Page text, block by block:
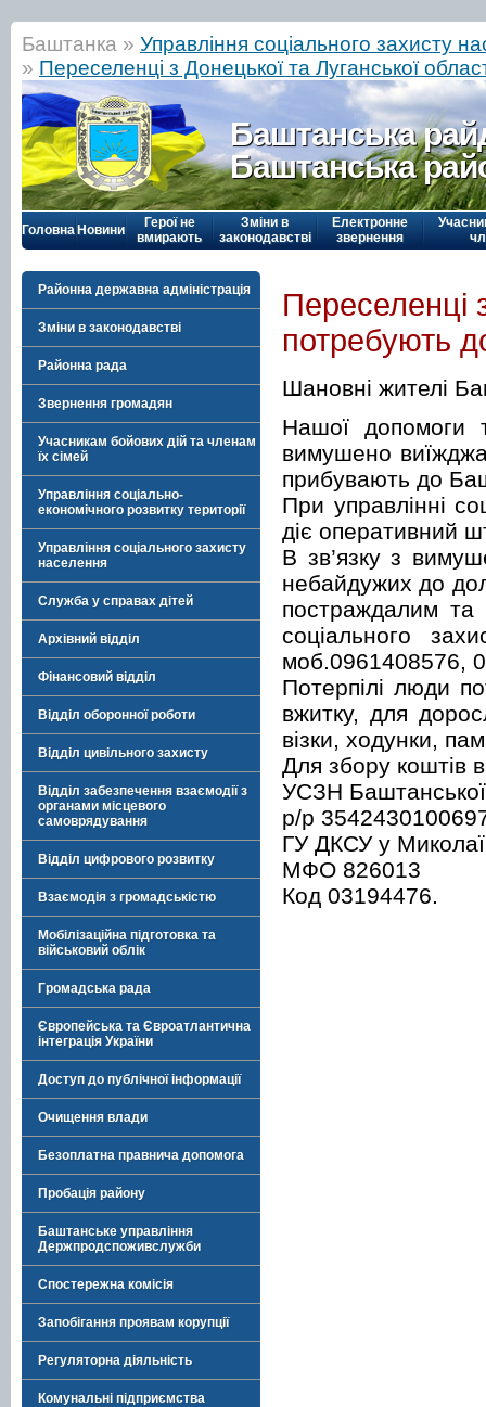
Баштанка » Управління соціального захисту
» Переселенці з Донецької та Луганської
Баштанська
Баштанська
Головна Новини
Герої не
вмирають
Зміни в
законодавстві
Електронне
звернення
Районна державна адміністрація
Зміни в законодавстві
Районна рада
Звернення громадян
Учасникам бойових дій та членам
їх сімей
Управління соціально-
економічного розвитку території
Управління соціального захисту
населення
Служба у справах дітей
Архівний відділ
Фінансовий відділ
Відділ оборонної роботи
Відділ цивільного захисту
Відділ забезпечення взаємодії з
органами місцевого
самоврядування
Відділ цифрового розвитку
Взаємодія з громадськістю
Мобілізаційна підготовка та
військовий облік
Громадська рада
Європейська та Євроатлантична
інтеграція України
Доступ до публічної інформації
Очищення влади
Безоплатна правнича допомога
Пробація району
Баштанське управління
Держпродспоживслужби
Спостережна комісія
Запобігання проявам корупції
Регуляторна діяльність
Комунальні підприємства
Переселенці
потребують
Шановні жителі
Нашої допомоги
вимушено
прибувають до
При управлінні
діє оперативний
В зв’язку з
небайдужих до
постраждалим та
соціального
моб.0961408576,
Потерпілі люди
вжитку, для
візки, ходунки,
Для збору коштів
УСЗН
р/р
ГУ ДКСУ у
МФО 826013
Код 03194476.